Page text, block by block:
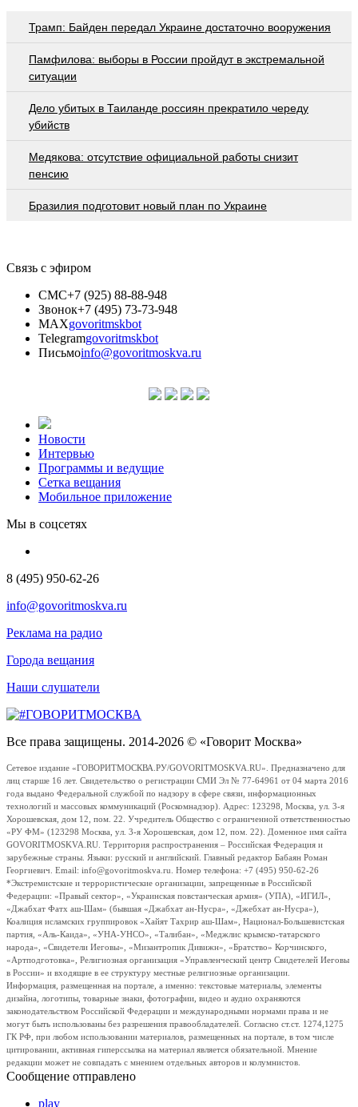
Трамп: Байден передал Украине достаточно вооружения
Памфилова: выборы в России пройдут в экстремальной
ситуации
Дело убитых в Таиланде россиян прекратило череду
убийств
Медякова: отсутствие официальной работы снизит
пенсию
Бразилия подготовит новый план по Украине
Связь с эфиром
СМС+7 (925) 88-88-948
Звонок+7 (495) 73-73-948
MAXgovoritmskbot
Telegramgovoritmskbot
Письмоinfo@govoritmoskva.ru
Новости
Интервью
Программы и ведущие
Сетка вещания
Мобильное приложение
Мы в соцсетях
8 (495) 950-62-26
info@govoritmoskva.ru
Реклама на радио
Города вещания
Наши слушатели
Все права защищены. 2014-2026 © «Говорит Москва»
Сетевое издание «ГОВОРИТМОСКВА.РУ/GOVORITMOSKVA.RU». Предназначено для
лиц старше 16 лет. Свидетельство о регистрации СМИ Эл № 77-64961 от 04 марта 2016
года выдано Федеральной службой по надзору в сфере связи, информационных
технологий и массовых коммуникаций (Роскомнадзор). Адрес: 123298, Москва, ул. 3-я
Хорошевская, дом 12, пом. 22. Учредитель Общество с ограниченной ответственностью
«РУ ФМ» (123298 Москва, ул. 3-я Хорошевская, дом 12, пом. 22). Доменное имя сайта
GOVORITMOSKVA.RU. Территория распространения – Российская Федерация и
зарубежные страны. Языки: русский и английский. Главный редактор Бабаян Роман
Георгиевич. Email: info@govoritmoskva.ru. Номер телефона: +7 (495) 950-62-26
*Экстремистские и террористические организации, запрещенные в Российской
Федерации: «Правый сектор», «Украинская повстанческая армия» (УПА), «ИГИЛ»,
«Джабхат Фатх аш-Шам» (бывшая «Джабхат ан-Нусра», «Джебхат ан-Нусра»),
Коалиция исламских группировок «Хайят Тахрир аш-Шам», Национал-Большевистская
партия, «Аль-Каида», «УНА-УНСО», «Талибан», «Меджлис крымско-татарского
народа», «Свидетели Иеговы», «Мизантропик Дивижн», «Братство» Корчинского,
«Артподготовка», Религиозная организация «Управленческий центр Свидетелей Иеговы
в России» и входящие в ее структуру местные религиозные организации.
Информация, размещенная на портале, а именно: текстовые материалы, элементы
дизайна, логотипы, товарные знаки, фотографии, видео и аудио охраняются
законодательством Российской Федерации и международными нормами права и не
могут быть использованы без разрешения правообладателей. Согласно ст.ст. 1274,1275
ГК РФ, при любом использовании материалов, размещенных на портале, в том числе
цитировании, активная гиперссылка на материал является обязательной. Мнение
редакции может не совпадать с мнением отдельных авторов и колумнистов.
Сообщение отправлено
play